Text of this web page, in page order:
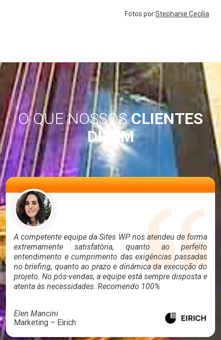
Fotos porStephanie Cecilia
O QUE NOSSOSCLIENTES
DIZEM
A competente equipe da Sites WP nos atendeu de forma
extremamente satisfatória, quanto ao perfeito
entendimento e cumprimento das exigências passadas
no briefing, quanto ao prazo e dinâmica da execução do
projeto. No pós-vendas, a equipe está sempre disposta e
atenta às necessidades. Recomendo 100%
Elen Mancini
Marketing – Eirich